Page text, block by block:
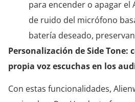
para encender o apagar el
de ruido del micrófono
batería deseado,
Personalización de Side
propia voz escuchas en los
Con estas funcionalidades,